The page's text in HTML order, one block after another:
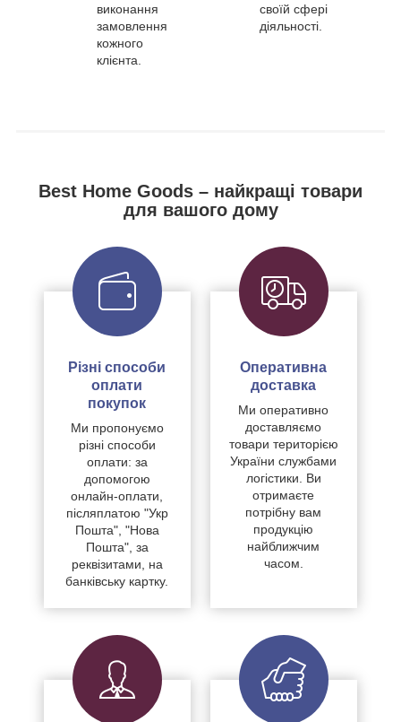
виконання
замовлення
кожного
клієнта.
своїй сфері
діяльності.
Best Home Goods – найкращі товари
для вашого дому
Різні способи
оплати
покупок
Ми пропонуємо
різні способи
оплати: за
допомогою
онлайн-оплати,
післяплатою "Укр
Пошта", "Нова
Пошта", за
реквізитами, на
банківську картку.
Оперативна
доставка
Ми оперативно
доставляємо
товари територією
України службами
логістики. Ви
отримаєте
потрібну вам
продукцію
найближчим
часом.